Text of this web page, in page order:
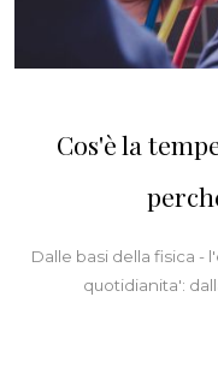
Cos'è la
Dalle basi della fisica -
quotidianita':